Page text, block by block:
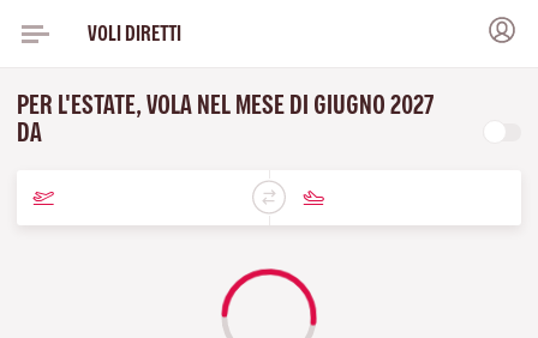
VOLI DIRETTI
PER L'ESTATE, VOLA NEL MESE DI GIUGNO 2027
DA